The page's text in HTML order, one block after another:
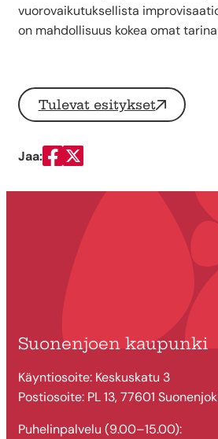
vuorovaikutuksellista
on mahdollisuus kokea omat
Tulevat esitykset
Jaa:
Jaa Facebookissa
Jaa Twitterissä
Suonenjoen kaupunki
Käyntiosoite: Keskuskatu 3
Postiosoite: PL 13, 77601
Puhelinpalvelu (9.00–15.00):